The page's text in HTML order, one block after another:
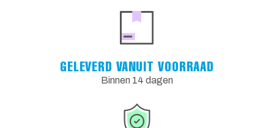
GELEVERD VANUIT VOORRAAD
Binnen 14 dagen